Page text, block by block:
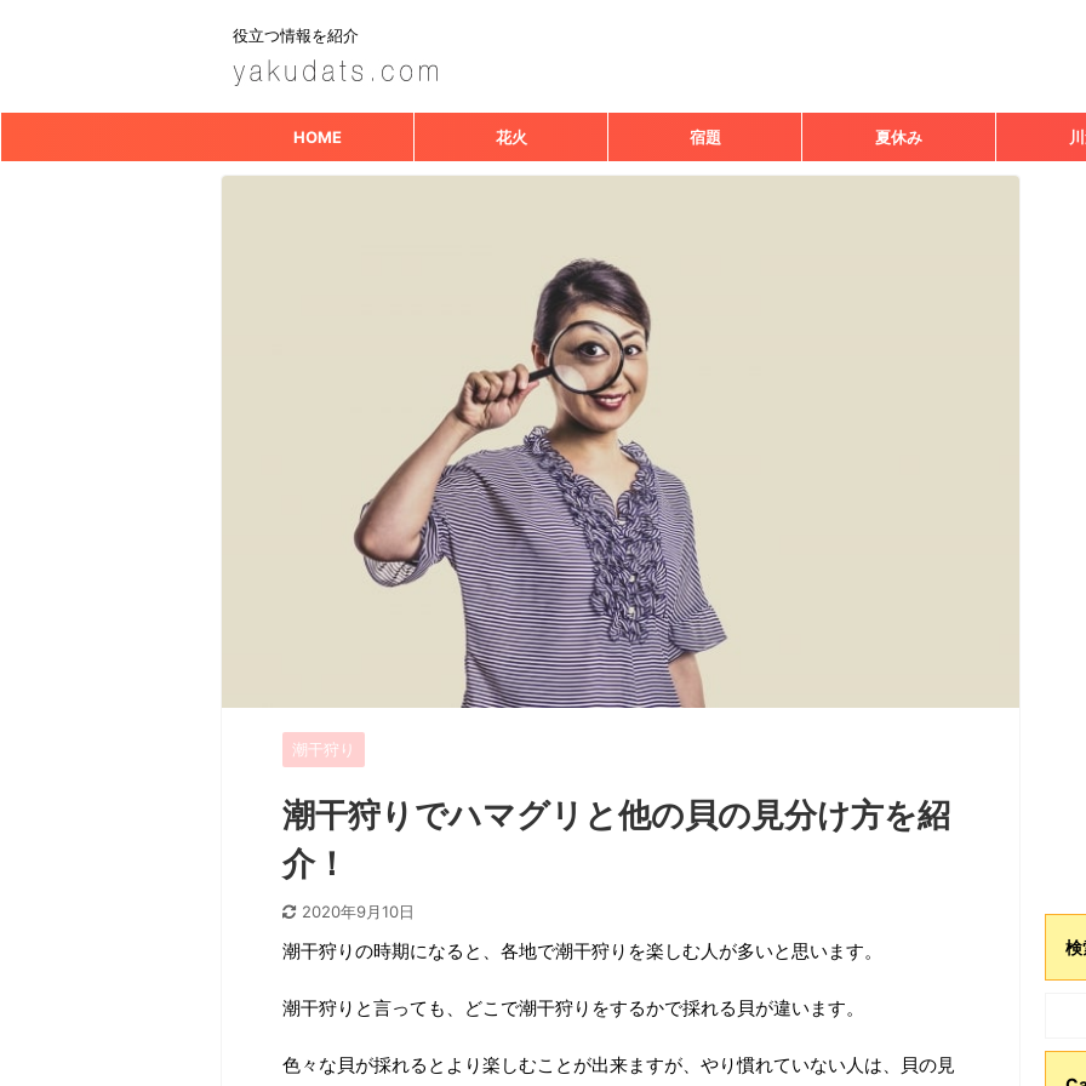
役立つ情報を紹介
HOME 花火 宿題 夏休み
潮干狩り
潮干狩りでハマグリと他の貝の見分け方を紹
介！
2020年9月10日
潮干狩りの時期になると、各地で潮干狩りを楽しむ人が多いと思います。
潮干狩りと言っても、どこで潮干狩りをするかで採れる貝が違います。
色々な貝が採れるとより楽しむことが出来ますが、やり慣れていない人は、貝の見
検